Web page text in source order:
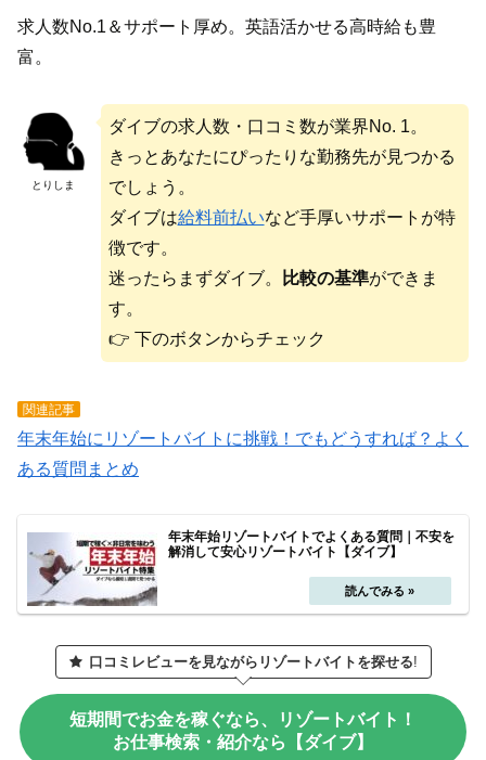
求人数No.1＆サポート厚め。英語活かせる高時給も豊
富。
とりしま
ダイブの求人数・口コミ数が業界No. 1。
きっとあなたにぴったりな勤務先が見つかる
でしょう。
ダイブは給料前払いなど手厚いサポートが特
徴です。
迷ったらまずダイブ。
比較の基準ができま
す。
👉 下のボタンからチェック
関連記事
年末年始にリゾートバイトに挑戦！でもどうすれば？よく
ある質問まとめ
年末年始リゾートバイトでよくある質問｜不安を
解消して安心リゾートバイト【ダイブ】
口コミレビューを見ながらリゾートバイトを探せる!
短期間でお金を稼ぐなら、リゾートバイト！
お仕事検索・紹介なら【ダイブ】